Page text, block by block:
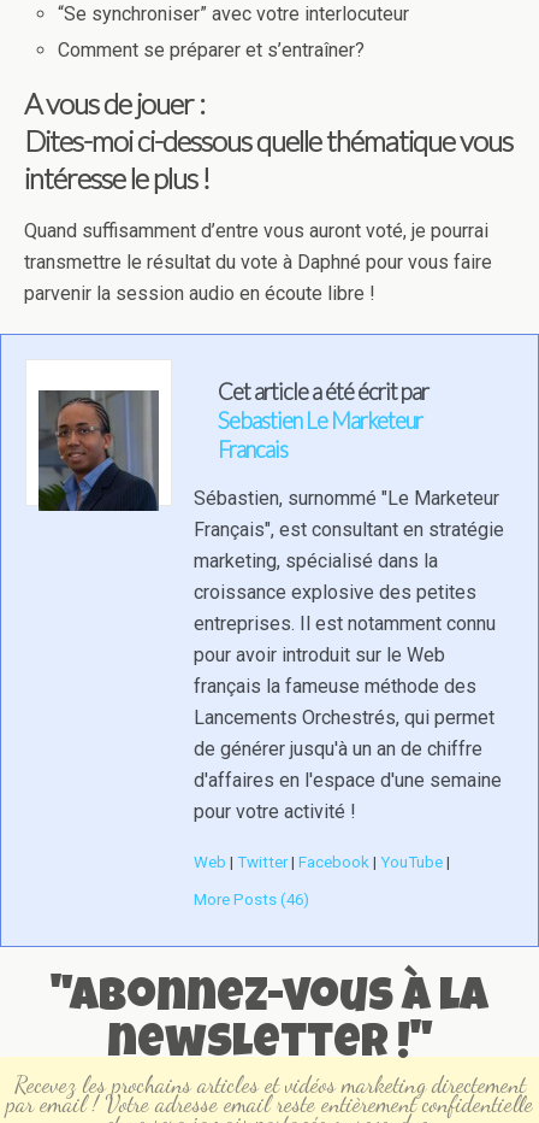
“Se synchroniser” avec votre interlocuteur
Comment se préparer et s’entraîner?
A vous de jouer :
Dites-moi ci-dessous quelle thématique vous
intéresse le plus !
Quand suffisamment d’entre vous auront voté, je pourrai
transmettre le résultat du vote à Daphné pour vous faire
parvenir la session audio en écoute libre !
Cet article a été écrit par
Sebastien Le Marketeur
Francais
Sébastien, surnommé "Le Marketeur
Français", est consultant en stratégie
marketing, spécialisé dans la
croissance explosive des petites
entreprises. Il est notamment connu
pour avoir introduit sur le Web
français la fameuse méthode des
Lancements Orchestrés, qui permet
de générer jusqu'à un an de chiffre
d'affaires en l'espace d'une semaine
pour votre activité !
Web | Twitter| Facebook | YouTube |
More Posts (46)
"Abonnez-vous à la
newsletter !"
Recevez les prochains articles et vidéos marketing directement
par email ! Votre adresse email reste entièrement confidentielle